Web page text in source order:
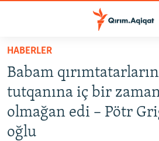
Esas
qaytmaq
Baş
navigatsiyağa
qaytmaq
Qıdıruvğa
HABERLER
İQTİSADİYAT
CEMİYET
HABERLER
Babam
tutqanına iç bir
olmağan edi – Pötr
oğlu